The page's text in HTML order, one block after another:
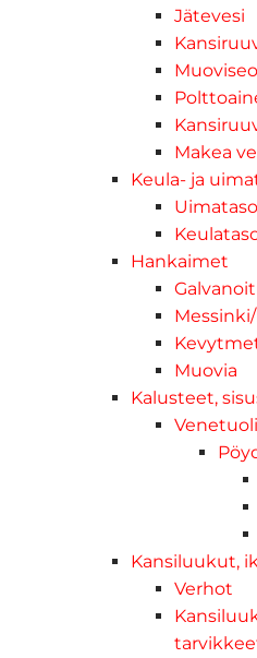
Jätevesi
Makea
Keula- ja
Hankaimet
Muovia
Kalusteet,
Kansiluukut,
Verhot